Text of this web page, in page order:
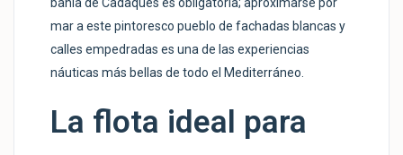
mar a este pintoresco pueblo de fachadas blancas y
calles empedradas es una de las experiencias
náuticas más bellas de todo el Mediterráneo.
La flota ideal para